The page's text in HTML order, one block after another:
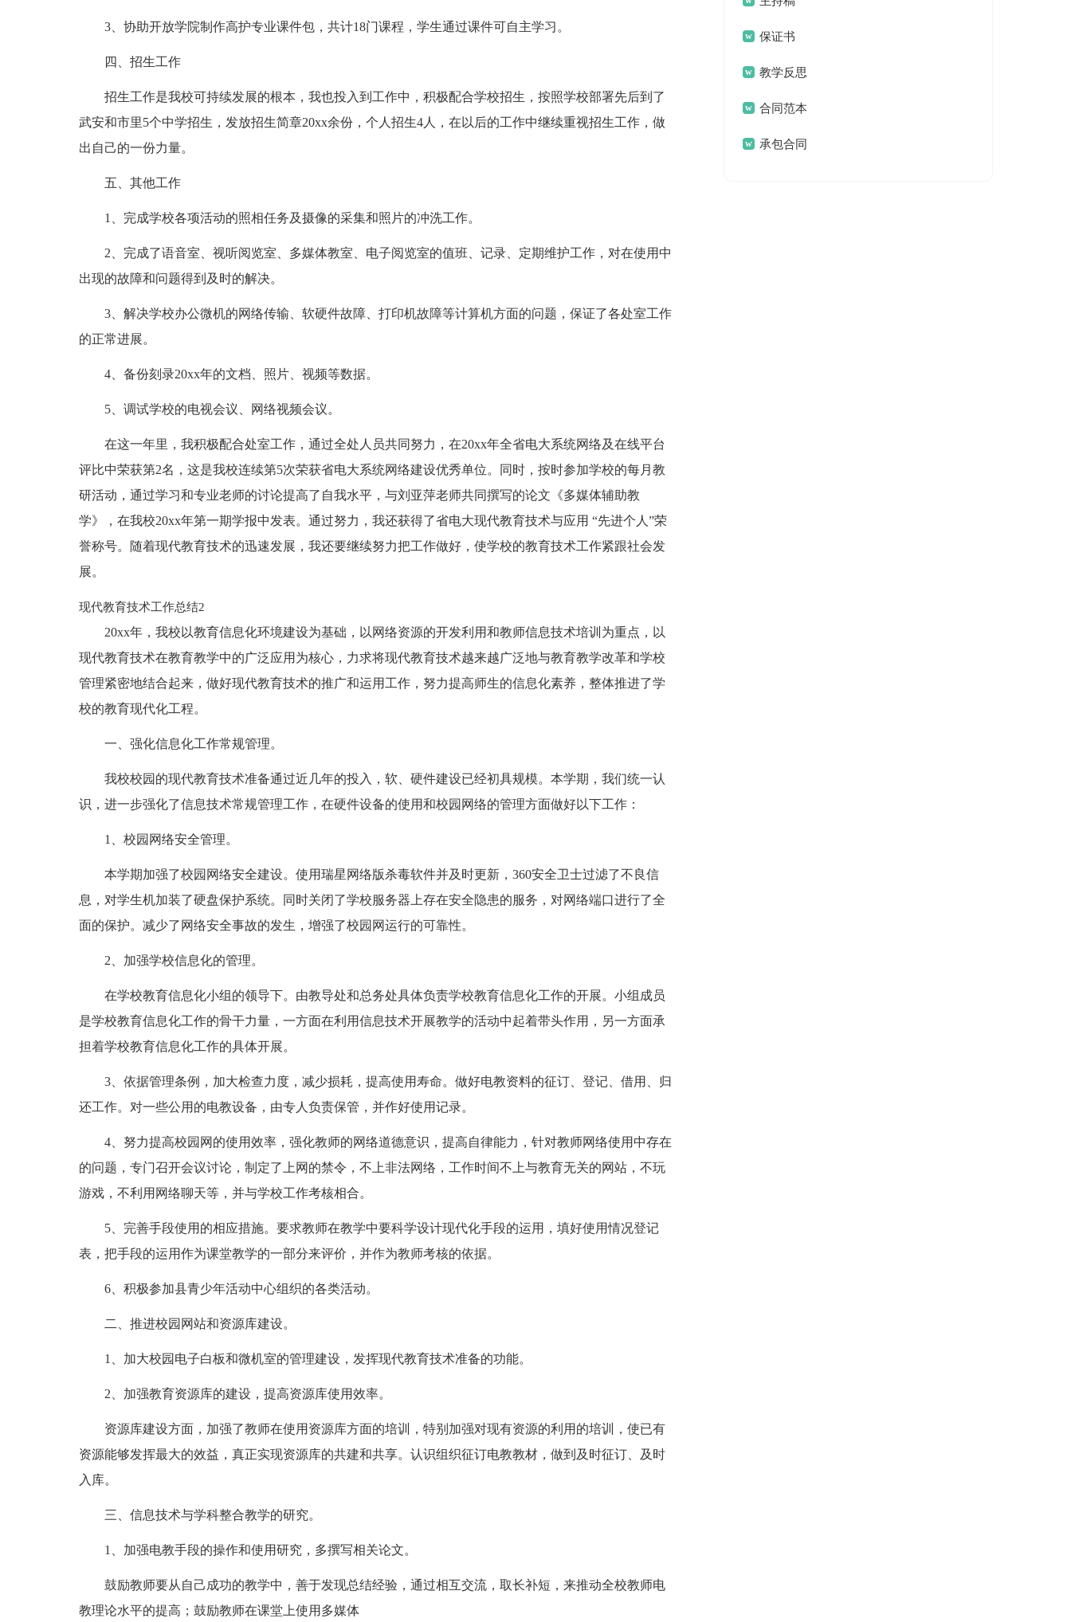
3、协助开放学院制作高护专业课件包，共计18门课程，学生通过课件可自主学习。
四、招生工作
招生工作是我校可持续发展的根本，我也投入到工作中，积极配合学校招生，按照学校部署先后到了
武安和市里5个中学招生，发放招生简章20xx余份，个人招生4人，在以后的工作中继续重视招生工作，做
出自己的一份力量。
五、其他工作
1、完成学校各项活动的照相任务及摄像的采集和照片的冲洗工作。
2、完成了语音室、视听阅览室、多媒体教室、电子阅览室的值班、记录、定期维护工作，对在使用中
出现的故障和问题得到及时的解决。
3、解决学校办公微机的网络传输、软硬件故障、打印机故障等计算机方面的问题，保证了各处室工作
的正常进展。
4、备份刻录20xx年的文档、照片、视频等数据。
5、调试学校的电视会议、网络视频会议。
在这一年里，我积极配合处室工作，通过全处人员共同努力，在20xx年全省电大系统网络及在线平台
评比中荣获第2名，这是我校连续第5次荣获省电大系统网络建设优秀单位。同时，按时参加学校的每月教
研活动，通过学习和专业老师的讨论提高了自我水平，与刘亚萍老师共同撰写的论文《多媒体辅助教
学》，在我校20xx年第一期学报中发表。通过努力，我还获得了省电大现代教育技术与应用 “先进个人”荣
誉称号。随着现代教育技术的迅速发展，我还要继续努力把工作做好，使学校的教育技术工作紧跟社会发
展。
现代教育技术工作总结2
20xx年，我校以教育信息化环境建设为基础，以网络资源的开发利用和教师信息技术培训为重点，以
现代教育技术在教育教学中的广泛应用为核心，力求将现代教育技术越来越广泛地与教育教学改革和学校
管理紧密地结合起来，做好现代教育技术的推广和运用工作，努力提高师生的信息化素养，整体推进了学
校的教育现代化工程。
一、强化信息化工作常规管理。
我校校园的现代教育技术准备通过近几年的投入，软、硬件建设已经初具规模。本学期，我们统一认
识，进一步强化了信息技术常规管理工作，在硬件设备的使用和校园网络的管理方面做好以下工作：
1、校园网络安全管理。
本学期加强了校园网络安全建设。使用瑞星网络版杀毒软件并及时更新，360安全卫士过滤了不良信
息，对学生机加装了硬盘保护系统。同时关闭了学校服务器上存在安全隐患的服务，对网络端口进行了全
面的保护。减少了网络安全事故的发生，增强了校园网运行的可靠性。
2、加强学校信息化的管理。
在学校教育信息化小组的领导下。由教导处和总务处具体负责学校教育信息化工作的开展。小组成员
是学校教育信息化工作的骨干力量，一方面在利用信息技术开展教学的活动中起着带头作用，另一方面承
担着学校教育信息化工作的具体开展。
3、依据管理条例，加大检查力度，减少损耗，提高使用寿命。做好电教资料的征订、登记、借用、归
还工作。对一些公用的电教设备，由专人负责保管，并作好使用记录。
4、努力提高校园网的使用效率，强化教师的网络道德意识，提高自律能力，针对教师网络使用中存在
的问题，专门召开会议讨论，制定了上网的禁令，不上非法网络，工作时间不上与教育无关的网站，不玩
游戏，不利用网络聊天等，并与学校工作考核相合。
5、完善手段使用的相应措施。要求教师在教学中要科学设计现代化手段的运用，填好使用情况登记
表，把手段的运用作为课堂教学的一部分来评价，并作为教师考核的依据。
6、积极参加县青少年活动中心组织的各类活动。
二、推进校园网站和资源库建设。
1、加大校园电子白板和微机室的管理建设，发挥现代教育技术准备的功能。
2、加强教育资源库的建设，提高资源库使用效率。
资源库建设方面，加强了教师在使用资源库方面的培训，特别加强对现有资源的利用的培训，使已有
资源能够发挥最大的效益，真正实现资源库的共建和共享。认识组织征订电教教材，做到及时征订、及时
入库。
三、信息技术与学科整合教学的研究。
1、加强电教手段的操作和使用研究，多撰写相关论文。
鼓励教师要从自己成功的教学中，善于发现总结经验，通过相互交流，取长补短，来推动全校教师电
教理论水平的提高；鼓励教师在课堂上使用多媒体
保证书
教学反思
合同范本
承包合同